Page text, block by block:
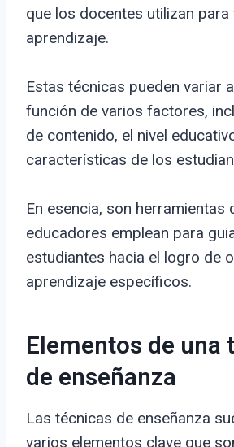
que los docentes utilizan para
aprendizaje.
Estas técnicas pueden variar
función de varios factores,
de contenido, el nivel
características de los
En esencia, son herramientas
educadores emplean para
estudiantes hacia el logro de
aprendizaje específicos.
Elementos de una
de enseñanza
Las técnicas de enseñanza
varios elementos clave que